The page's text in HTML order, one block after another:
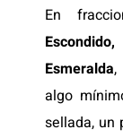
En
Esmeralda,
algo
sellada, un